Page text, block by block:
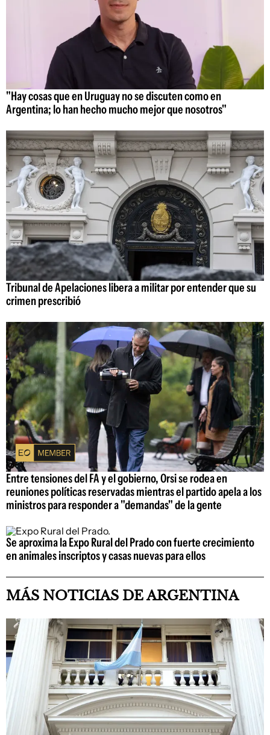
"Hay cosas que en Uruguay no se discuten como en
Argentina; lo han hecho mucho mejor que nosotros"
Tribunal de Apelaciones libera a militar por entender que su
crimen prescribió
Entre tensiones del FA y el gobierno, Orsi se rodea en
reuniones políticas reservadas mientras el partido apela a los
ministros para responder a "demandas" de la gente
Se aproxima la Expo Rural del Prado con fuerte crecimiento
en animales inscriptos y casas nuevas para ellos
MÁS NOTICIAS DE ARGENTINA